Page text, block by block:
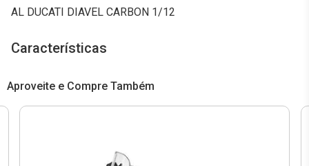
AL DUCATI DIAVEL CARBON 1/12
Características
Aproveite e Compre Também